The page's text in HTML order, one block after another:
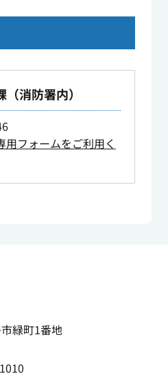
消防署内）
用フォームをご利用く
緑町1番地